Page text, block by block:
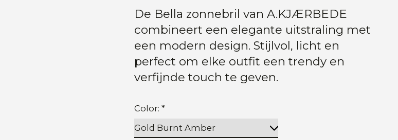
De Bella zonnebril van A.KJÆRBEDE
combineert een elegante uitstraling met
een modern design. Stijlvol, licht en
perfect om elke outfit een trendy en
verfijnde touch te geven.
Color:*